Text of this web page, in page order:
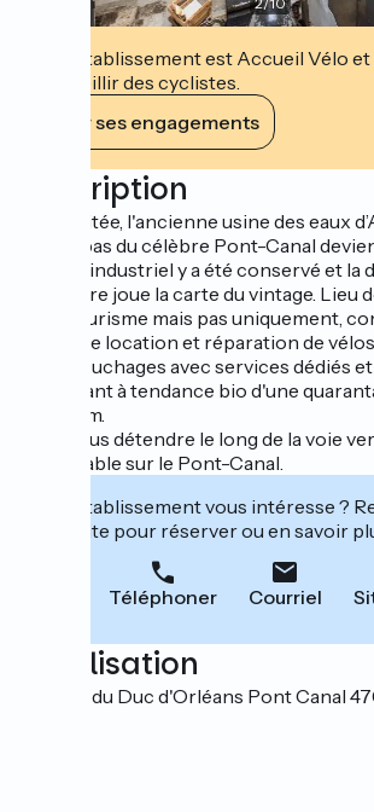
Cet établissement est Accueil Vélo et
accueillir des cyclistes.
Voir ses engagements
Description
Réhabilitée, l'ancienne usine des eaux
contrebas du célèbre Pont-Canal
L'esprit industriel y a été conservé et la
intérieure joue la carte du vintage. Lieu
cyclotourisme mais pas uniquement,
atelier de location et réparation de
de 10 couchages avec services dédiés
restaurant à tendance bio d'une
minimum.
Pour vous détendre le long de la voie
imprenable sur le Pont-Canal.
Cet établissement vous intéresse ?
leur site pour réserver ou en savoir
Téléphoner Courriel
Localisation
207 rue du Duc d'Orléans Pont Canal